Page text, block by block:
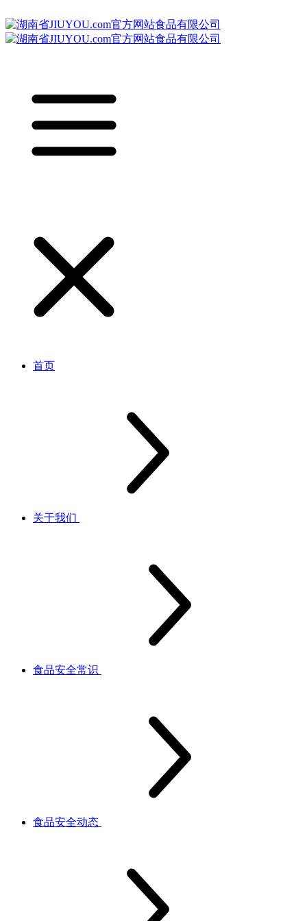
首页
关于我们
食品安全常识
食品安全动态